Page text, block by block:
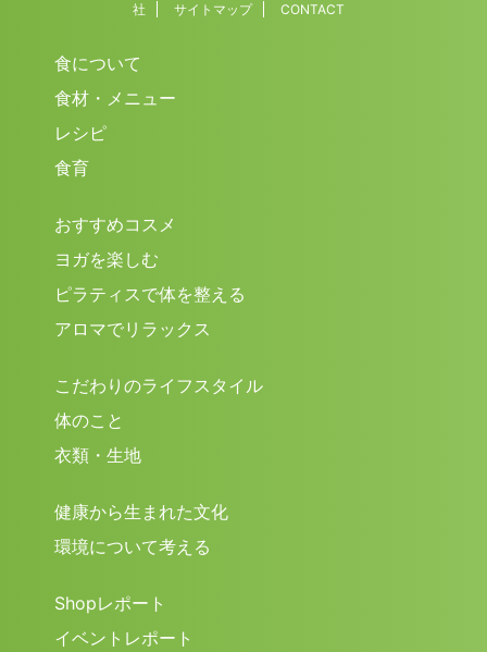
社
サイトマップ CONTACT
食について
食材・メニュー
レシピ
食育
おすすめコスメ
ヨガを楽しむ
ピラティスで体を整える
アロマでリラックス
こだわりのライフスタイル
体のこと
衣類・生地
健康から生まれた文化
環境について考える
Shopレポート
イベントレポート